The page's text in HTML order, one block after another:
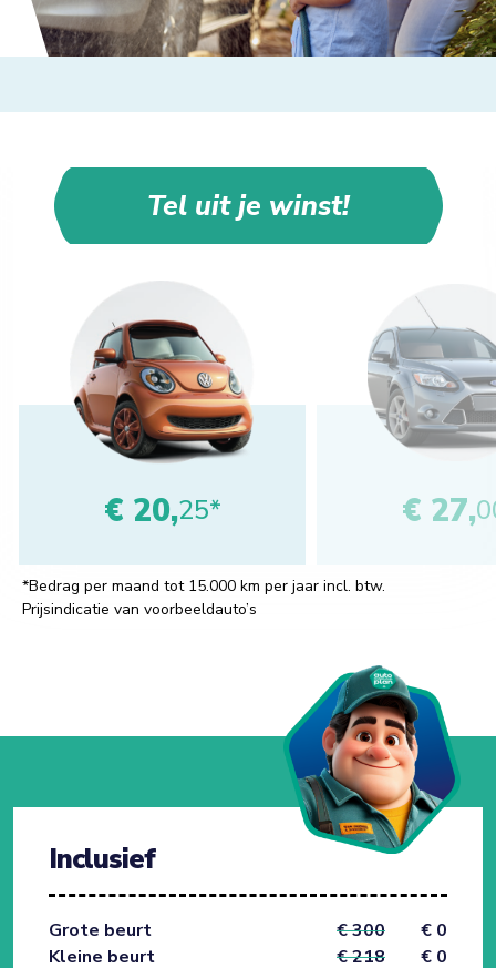
Tel uit je winst!
€ 20,25* € 27,
*Bedrag per maand tot 15.000 km per jaar incl. btw.
Prijsindicatie van voorbeeldauto’s
Inclusief
Grote beurt € 300
€ 0
Kleine beurt
€ 218 € 0